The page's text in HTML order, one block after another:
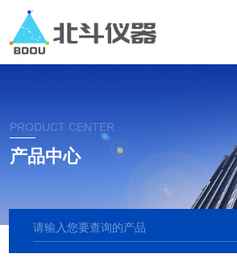
PRODUCT CENTER
产品中心